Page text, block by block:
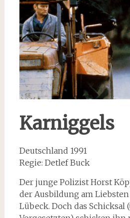
Karniggels
Deutschland 1991
Regie: Detlef Buck
Der junge Polizist Horst
der Ausbildung am
Lübeck. Doch das Schicksal